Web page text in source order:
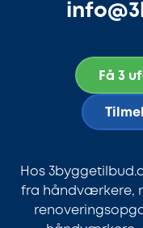
Få 3
Hos
fra håndværkere,